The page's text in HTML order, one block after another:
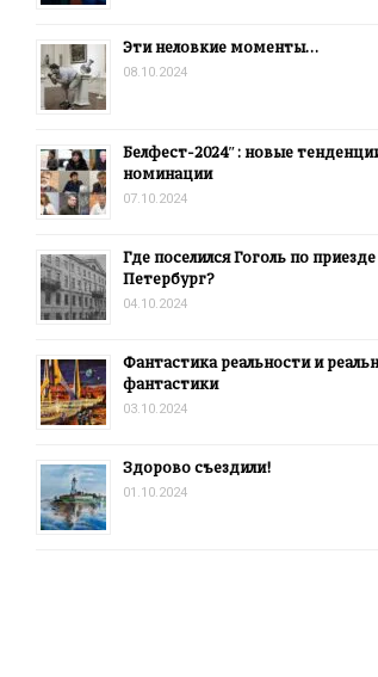
Эти неловкие моменты…
08.10.2024
Белфест-2024″: новые
номинации
07.10.2024
Где поселился Гоголь по
Петербург?
04.10.2024
Фантастика реальности и
фантастики
03.10.2024
Здорово съездили!
01.10.2024